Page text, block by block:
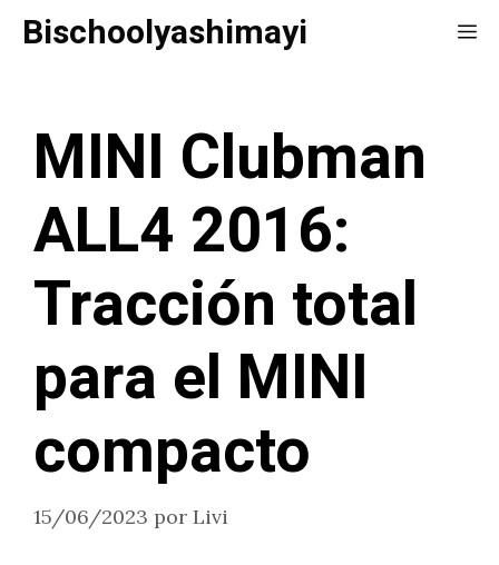
SaltarBischoolyashimayi
MINI Clubman
ALL4 2016:
Tracción total
para el MINI
compacto
15/06/2023 por Livi